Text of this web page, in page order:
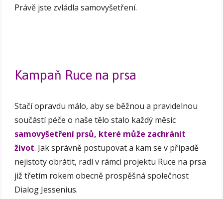
Právě jste zvládla samovyšetření.
Kampaň Ruce na prsa
Stačí opravdu málo, aby se běžnou a pravidelnou
součástí péče o naše tělo stalo každý měsíc
samovyšetření prsů, které může zachránit
život. Jak správně postupovat a kam se v případě
nejistoty obrátit, radí v rámci projektu Ruce na prsa
již třetím rokem obecně prospěšná společnost
Dialog Jessenius.